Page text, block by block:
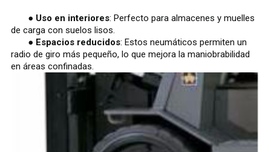
● Uso en interiores: Perfecto para almacenes y muelles
de carga con suelos lisos.
● Espacios reducidos: Estos neumáticos permiten un
radio de giro más pequeño, lo que mejora la maniobrabilidad
en áreas confinadas.